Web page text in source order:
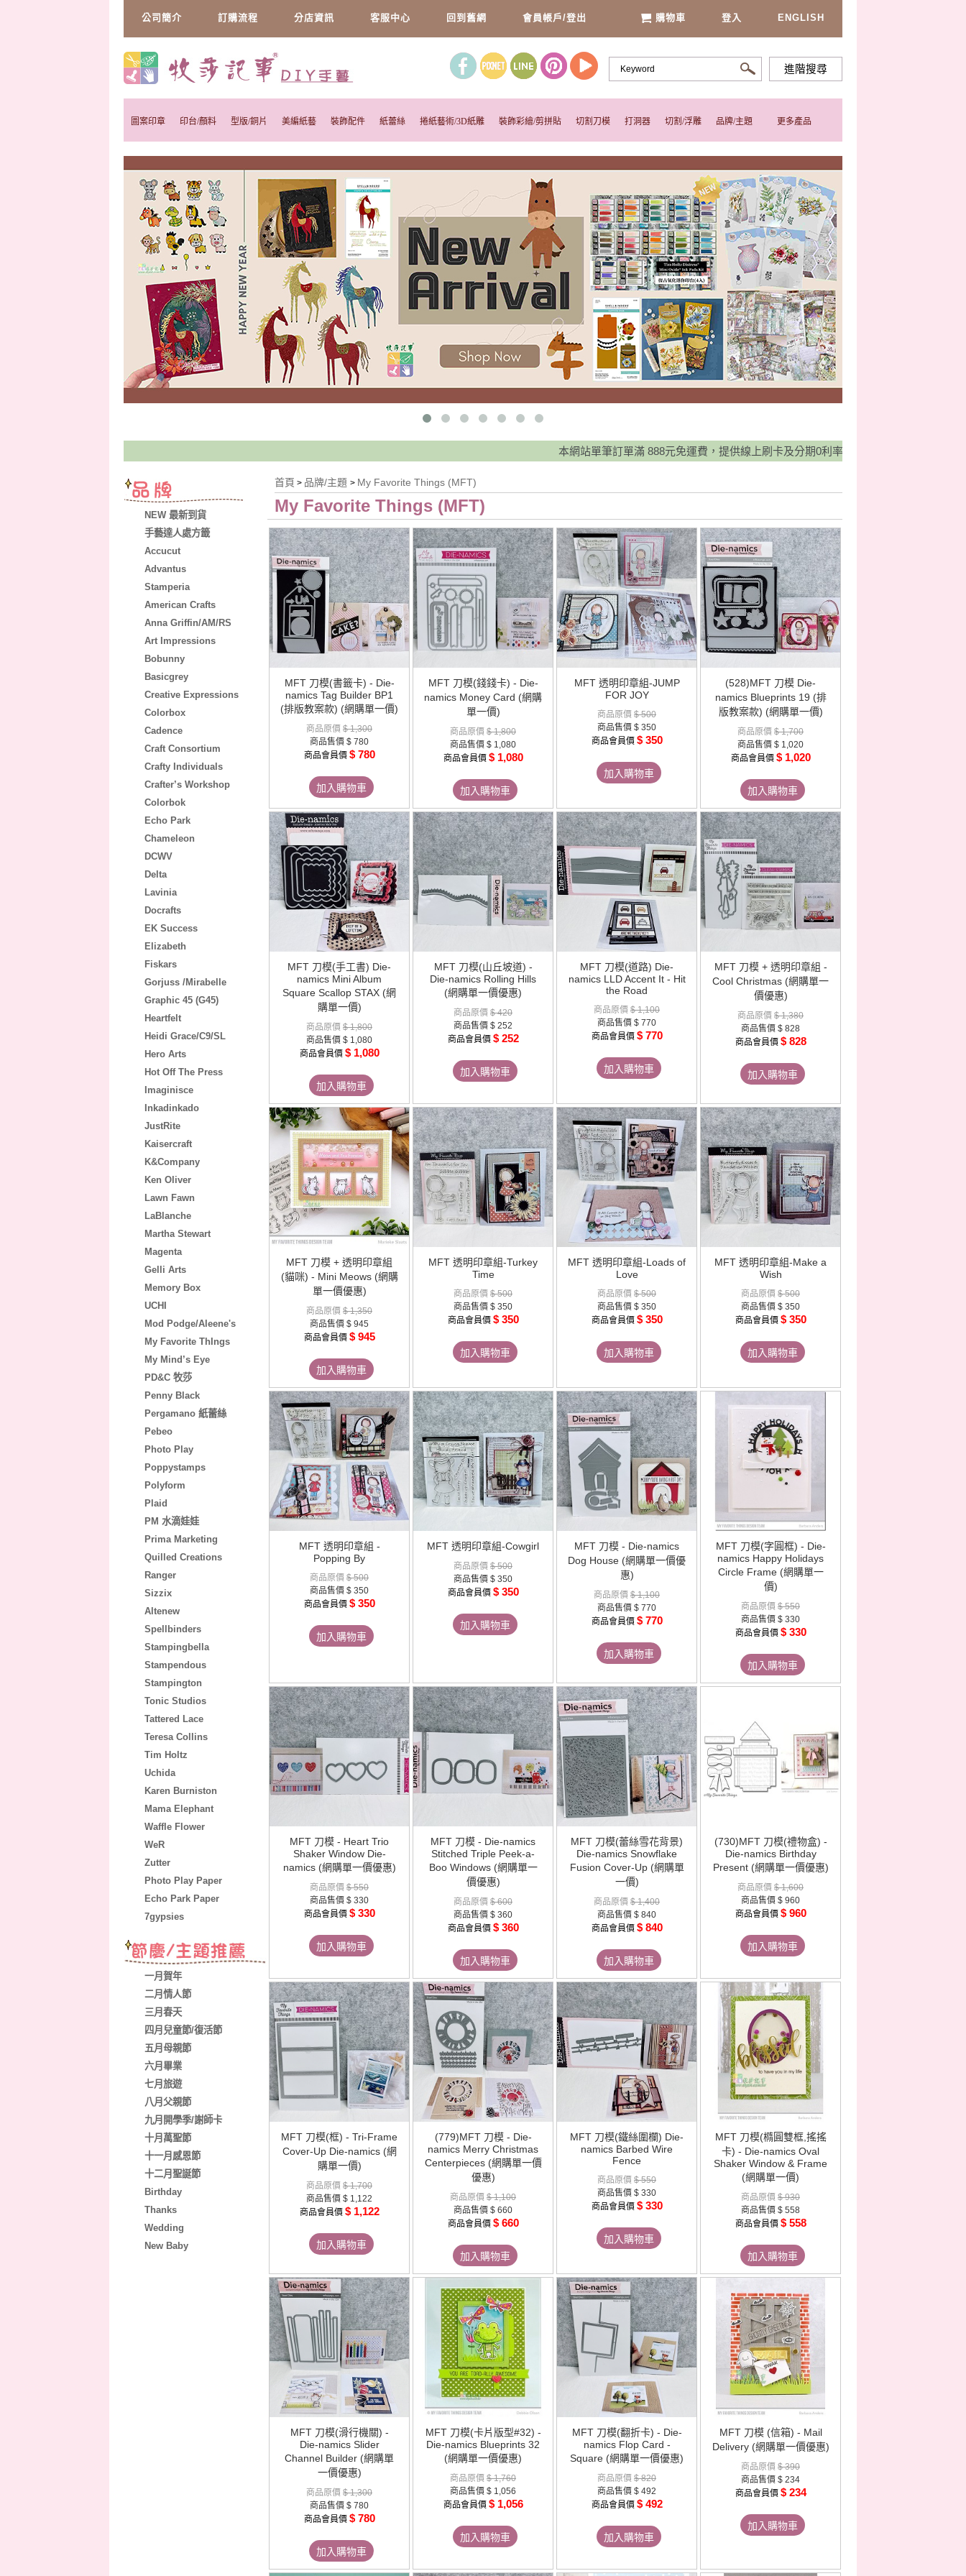
公司簡介 訂購流程 分店資訊 客服中心 回到舊網 會員帳戶/登出 購物車 登入 ENGLISH
進階搜尋
圖案印章 印台/顏料 型版/銅片 美編紙藝 裝飾配件 紙蕾絲 捲紙藝術/3D紙雕 裝飾彩繪/剪拼貼 切割刀模 打洞器 切割/浮雕 品牌/主題 更多產品
本網站單筆訂單滿 888元免運費，提供線上刷卡及分期0利率服務，並有宅配貨到付款方式，歡迎多
NEW 最新到貨
手藝達人處方籤
Accucut
Advantus
Stamperia
American Crafts
Anna Griffin/AM/RS
Art Impressions
Bobunny
Basicgrey
Creative Expressions
Colorbox
Cadence
Craft Consortium
Crafty Individuals
Crafter’s Workshop
Colorbok
Echo Park
Chameleon
DCWV
Delta
Lavinia
Docrafts
EK Success
Elizabeth
Fiskars
Gorjuss /Mirabelle
Graphic 45 (G45)
Heartfelt
Heidi Grace/C9/SL
Hero Arts
Hot Off The Press
Imaginisce
Inkadinkado
JustRite
Kaisercraft
K&Company
Ken Oliver
Lawn Fawn
LaBlanche
Martha Stewart
Magenta
Gelli Arts
Memory Box
UCHI
Mod Podge/Aleene's
My Favorite ThIngs
My Mind’s Eye
PD&C 牧莎
Penny Black
Pergamano 紙蕾絲
Pebeo
Photo Play
Poppystamps
Polyform
Plaid
PM 水滴娃娃
Prima Marketing
Quilled Creations
Ranger
Sizzix
Altenew
Spellbinders
Stampingbella
Stampendous
Stampington
Tonic Studios
Tattered Lace
Teresa Collins
Tim Holtz
Uchida
Karen Burniston
Mama Elephant
Waffle Flower
WeR
Zutter
Photo Play Paper
Echo Park Paper
7gypsies
一月賀年
二月情人節
三月春天
四月兒童節/復活節
五月母親節
六月畢業
七月旅遊
八月父親節
九月開學季/謝師卡
十月萬聖節
十一月感恩節
十二月聖誕節
Birthday
Thanks
Wedding
New Baby
首頁 > 品牌/主題 > My Favorite Things (MFT)
My Favorite Things (MFT)
MFT 刀模(書籤卡) - Die-
namics Tag Builder BP1
(排版教案款) (網購單一價)
商品原價 $ 1,300
商品售價 $ 780
商品會員價 $ 780
加入購物車
MFT 刀模(錢錢卡) - Die-
namics Money Card (網購
單一價)
商品原價 $ 1,800
商品售價 $ 1,080
商品會員價 $ 1,080
加入購物車
MFT 透明印章組-JUMP
FOR JOY
商品原價 $ 500
商品售價 $ 350
商品會員價 $ 350
加入購物車
(528)MFT 刀模 Die-
namics Blueprints 19 (排
版教案款) (網購單一價)
商品原價 $ 1,700
商品售價 $ 1,020
商品會員價 $ 1,020
加入購物車
MFT 刀模(手工書) Die-
namics Mini Album
Square Scallop STAX (網
購單一價)
商品原價 $ 1,800
商品售價 $ 1,080
商品會員價 $ 1,080
加入購物車
MFT 刀模(山丘坡道) -
Die-namics Rolling Hills
(網購單一價優惠)
商品原價 $ 420
商品售價 $ 252
商品會員價 $ 252
加入購物車
MFT 刀模(道路) Die-
namics LLD Accent It - Hit
the Road
商品原價 $ 1,100
商品售價 $ 770
商品會員價 $ 770
加入購物車
MFT 刀模 + 透明印章組 -
Cool Christmas (網購單一
價優惠)
商品原價 $ 1,380
商品售價 $ 828
商品會員價 $ 828
加入購物車
MFT 刀模 + 透明印章組
(貓咪) - Mini Meows (網購
單一價優惠)
商品原價 $ 1,350
商品售價 $ 945
商品會員價 $ 945
加入購物車
MFT 透明印章組-Turkey
Time
商品原價 $ 500
商品售價 $ 350
商品會員價 $ 350
加入購物車
MFT 透明印章組-Loads of
Love
商品原價 $ 500
商品售價 $ 350
商品會員價 $ 350
加入購物車
MFT 透明印章組-Make a
Wish
商品原價 $ 500
商品售價 $ 350
商品會員價 $ 350
加入購物車
MFT 透明印章組 -
Popping By
商品原價 $ 500
商品售價 $ 350
商品會員價 $ 350
加入購物車
MFT 透明印章組-Cowgirl
商品原價 $ 500
商品售價 $ 350
商品會員價 $ 350
加入購物車
MFT 刀模 - Die-namics
Dog House (網購單一價優
惠)
商品原價 $ 1,100
商品售價 $ 770
商品會員價 $ 770
加入購物車
MFT 刀模(字圓框) - Die-
namics Happy Holidays
Circle Frame (網購單一
價)
商品原價 $ 550
商品售價 $ 330
商品會員價 $ 330
加入購物車
MFT 刀模 - Heart Trio
Shaker Window Die-
namics (網購單一價優惠)
商品原價 $ 550
商品售價 $ 330
商品會員價 $ 330
加入購物車
MFT 刀模 - Die-namics
Stitched Triple Peek-a-
Boo Windows (網購單一
價優惠)
商品原價 $ 600
商品售價 $ 360
商品會員價 $ 360
加入購物車
MFT 刀模(蕾絲雪花背景)
Die-namics Snowflake
Fusion Cover-Up (網購單
一價)
商品原價 $ 1,400
商品售價 $ 840
商品會員價 $ 840
加入購物車
(730)MFT 刀模(禮物盒) -
Die-namics Birthday
Present (網購單一價優惠)
商品原價 $ 1,600
商品售價 $ 960
商品會員價 $ 960
加入購物車
MFT 刀模(框) - Tri-Frame
Cover-Up Die-namics (網
購單一價)
商品原價 $ 1,700
商品售價 $ 1,122
商品會員價 $ 1,122
加入購物車
(779)MFT 刀模 - Die-
namics Merry Christmas
Centerpieces (網購單一價
優惠)
商品原價 $ 1,100
商品售價 $ 660
商品會員價 $ 660
加入購物車
MFT 刀模(鐵絲圍欄) Die-
namics Barbed Wire
Fence
商品原價 $ 550
商品售價 $ 330
商品會員價 $ 330
加入購物車
MFT 刀模(橢圓雙框,搖搖
卡) - Die-namics Oval
Shaker Window & Frame
(網購單一價)
商品原價 $ 930
商品售價 $ 558
商品會員價 $ 558
加入購物車
MFT 刀模(滑行機關) -
Die-namics Slider
Channel Builder (網購單
一價優惠)
商品原價 $ 1,300
商品售價 $ 780
商品會員價 $ 780
加入購物車
MFT 刀模(卡片版型#32) -
Die-namics Blueprints 32
(網購單一價優惠)
商品原價 $ 1,760
商品售價 $ 1,056
商品會員價 $ 1,056
加入購物車
MFT 刀模(翻折卡) - Die-
namics Flop Card -
Square (網購單一價優惠)
商品原價 $ 820
商品售價 $ 492
商品會員價 $ 492
加入購物車
MFT 刀模 (信箱) - Mail
Delivery (網購單一價優惠)
商品原價 $ 390
商品售價 $ 234
商品會員價 $ 234
加入購物車